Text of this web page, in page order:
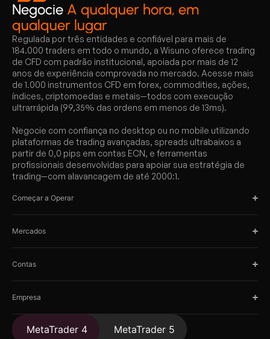
Negocie A qualquer hora, em
qualquer lugar
Regulada por três entidades e confiável para mais de
184.000 traders em todo o mundo, a Wisuno oferece trading
de CFD com padrão institucional, apoiada por mais de 12
anos de experiência comprovada no mercado. Acesse mais
de 1.000 instrumentos CFD em forex, commodities, ações,
índices, criptomoedas e metais—todos com execução
ultrarrápida (99,35% das ordens em menos de 13ms).
Negocie com confiança no desktop ou no mobile utilizando
plataformas de trading avançadas, spreads ultrabaixos a
partir de 0,0 pips em contas ECN, e ferramentas
profissionais desenvolvidas para apoiar sua estratégia de
trading—com alavancagem de até 2000:1.
Começar a Operar
Mercados
Contas
Empresa
MetaTrader 4 MetaTrader 5